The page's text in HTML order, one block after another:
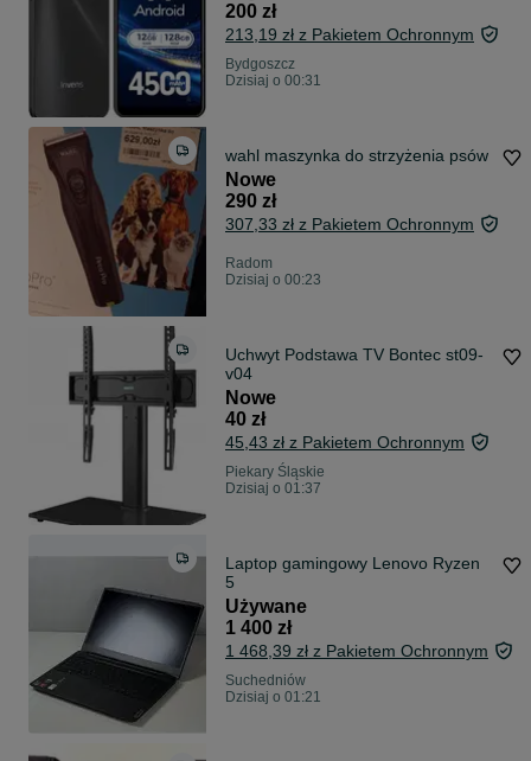
mAh 16 MP, 6,52 cali
200 zł
213,19 zł z Pakietem Ochronnym
Bydgoszcz
Dzisiaj o 00:31
wahl maszynka do strzyżenia psów
Nowe
290 zł
307,33 zł z Pakietem Ochronnym
Radom
Dzisiaj o 00:23
Uchwyt Podstawa TV Bontec st09-
v04
Nowe
40 zł
45,43 zł z Pakietem Ochronnym
Piekary Śląskie
Dzisiaj o 01:37
Laptop gamingowy Lenovo Ryzen
5
Używane
1 400 zł
1 468,39 zł z Pakietem Ochronnym
Suchedniów
Dzisiaj o 01:21